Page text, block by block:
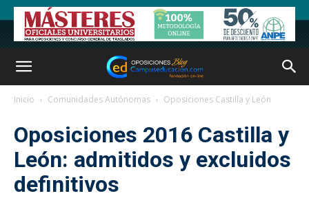
Inicio Comunidades Autónomas Oposiciones Castilla y León
Oposiciones 2016 Castilla y
León: admitidos y excluidos
definitivos